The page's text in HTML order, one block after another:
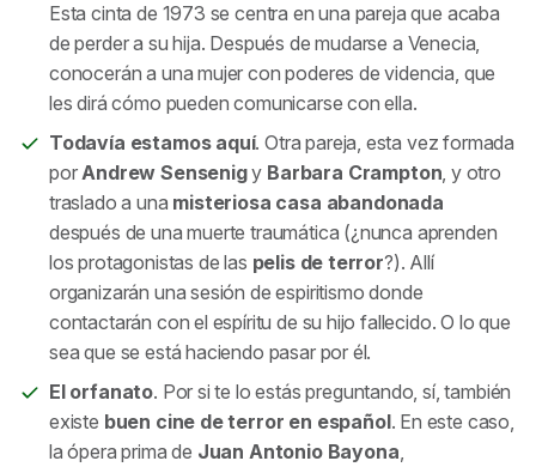
Esta cinta de 1973 se centra en una pareja que acaba
de perder a su hija. Después de mudarse a Venecia,
conocerán a una mujer con poderes de videncia, que
les dirá cómo pueden comunicarse con ella.
Todavía estamos aquí. Otra pareja, esta vez formada
porAndrew Sensenigy Barbara Crampton, y otro
traslado a una misteriosa casa abandonada
después de una muerte traumática (¿nunca aprenden
los protagonistas de las pelis de terror?). Allí
organizarán una sesión de espiritismo donde
contactarán con el espíritu de su hijo fallecido. O lo que
sea que se está haciendo pasar por él.
El orfanato. Por si te lo estás preguntando, sí, también
existe buen cine de terror en español. En este caso,
la ópera prima de Juan Antonio Bayona,